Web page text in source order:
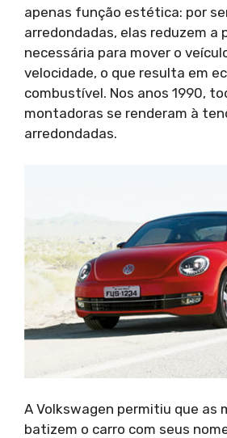
apenas função estética: por
arredondadas, elas reduzem a
necessária para mover o
velocidade, o que resulta em
combustível. Nos anos 1990,
montadoras se renderam à
arredondadas.
A Volkswagen permitiu que as
batizem o carro com seus